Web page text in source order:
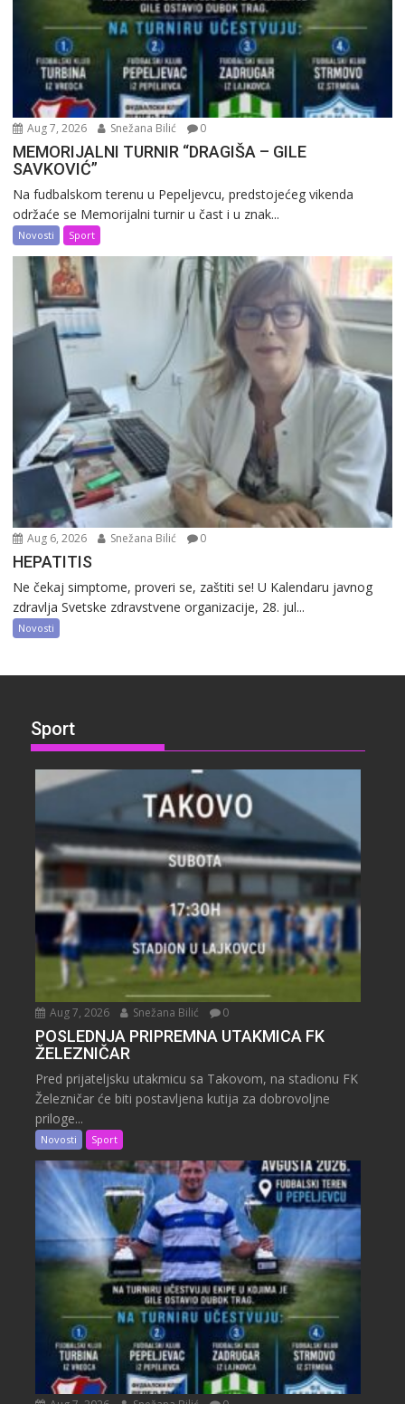
Aug 7, 2026 Snežana Bilić 0
MEMORIJALNI TURNIR “DRAGIŠA – GILE
SAVKOVIĆ”
Na fudbalskom terenu u Pepeljevcu, predstojećeg vikenda
održaće se Memorijalni turnir u čast i u znak...
Novosti Sport
Aug 6, 2026 Snežana Bilić 0
HEPATITIS
Ne čekaj simptome, proveri se, zaštiti se! U Kalendaru javnog
zdravlja Svetske zdravstvene organizacije, 28. jul...
Novosti
Sport
Aug 7, 2026 Snežana Bilić 0
POSLEDNJA PRIPREMNA UTAKMICA FK
ŽELEZNIČAR
Pred prijateljsku utakmicu sa Takovom, na stadionu FK
Železničar će biti postavljena kutija za dobrovoljne
priloge...
Novosti Sport